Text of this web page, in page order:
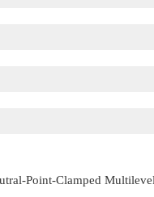
Point-Clamped